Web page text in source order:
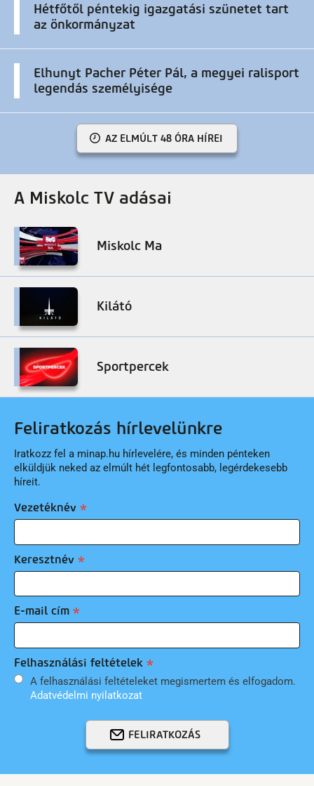
Hétfőtől péntekig igazgatási szünetet tart
az önkormányzat
Elhunyt Pacher Péter Pál, a megyei ralisport
legendás személyisége
AZ ELMÚLT 48 ÓRA HÍREI
A Miskolc TV adásai
Miskolc Ma
Kilátó
Sportpercek
Feliratkozás hírlevelünkre
Iratkozz fel a minap.hu hírlevelére, és minden pénteken
elküldjük neked az elmúlt hét legfontosabb, legérdekesebb
híreit.
Vezetéknév
Keresztnév
E-mail cím
Felhasználási feltételek
A felhasználási feltételeket megismertem és elfogadom.
Adatvédelmi nyilatkozat
FELIRATKOZÁS